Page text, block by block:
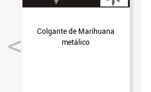
Colgante de Marihuana
metálico